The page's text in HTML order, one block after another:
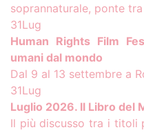
soprannaturale, ponte
31Lug
Human Rights Film
umani dal mondo
Dal 9 al 13 settembre a
31Lug
Luglio 2026. Il Libro del
Il più discusso tra i titoli